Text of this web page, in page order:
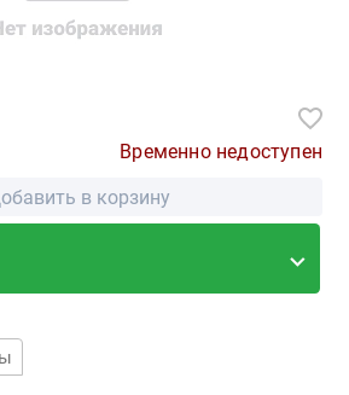
Временно недоступен
в корзину